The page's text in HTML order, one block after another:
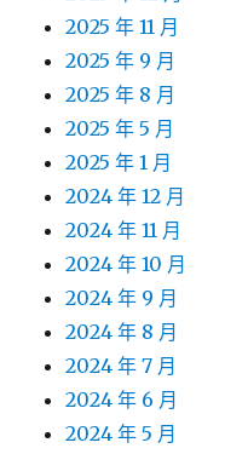
2025 年 11 月
2025 年 9 月
2025 年 8 月
2025 年 5 月
2025 年 1 月
2024 年 12 月
2024 年 11 月
2024 年 10 月
2024 年 9 月
2024 年 8 月
2024 年 7 月
2024 年 6 月
2024 年 5 月